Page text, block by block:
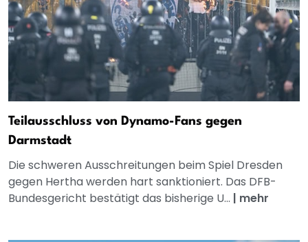
Teilausschluss von Dynamo-Fans gegen
Darmstadt
Die schweren Ausschreitungen beim Spiel Dresden
gegen Hertha werden hart sanktioniert. Das DFB-
Bundesgericht bestätigt das bisherige U... | mehr